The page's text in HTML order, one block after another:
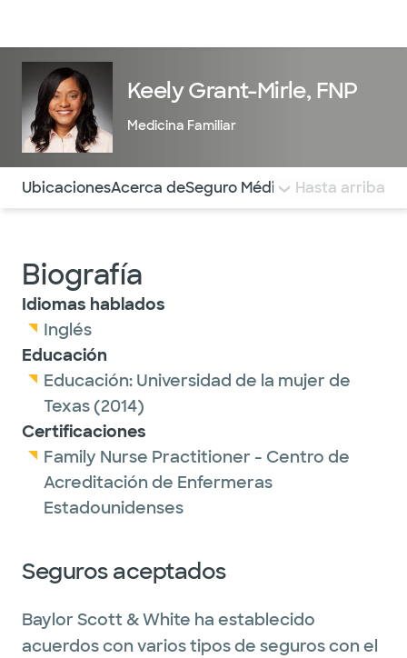
Keely Grant-Mirle, FNP
Medicina Familiar
Utilice esta navegación para saltar rápidamente a
UbicacionesAcerca deSeguro Médico COMENTARIOS
Hasta arriba
Biografía
Idiomas hablados
Inglés
Educación
Educación: Universidad de la mujer de
Texas(2014)
Certificaciones
Family Nurse Practitioner - Centro de
Acreditación de Enfermeras
Estadounidenses
Seguros aceptados
Baylor Scott & White ha establecido
acuerdos con varios tipos de seguros con el